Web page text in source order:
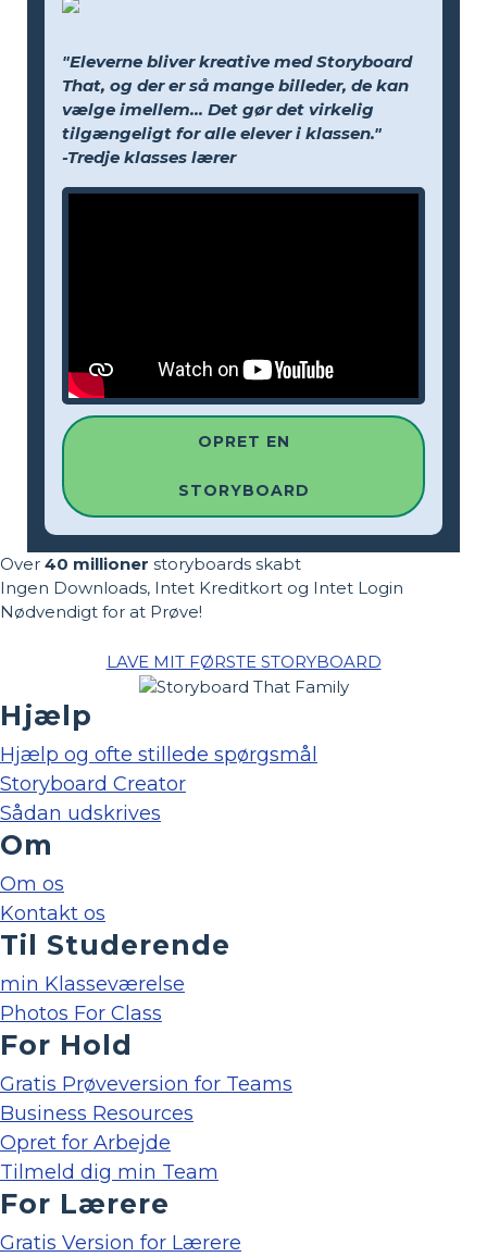
"Eleverne bliver kreative med Storyboard
That, og der er så mange billeder, de kan
vælge imellem... Det gør det virkelig
tilgængeligt for alle elever i klassen."
-Tredje klasses lærer
OPRET EN
STORYBOARD
Over 40 millioner storyboards skabt
Ingen Downloads, Intet Kreditkort og Intet Login
Nødvendigt for at Prøve!
LAVE MIT FØRSTE STORYBOARD
Hjælp
Hjælp og ofte stillede spørgsmål
Storyboard Creator
Sådan udskrives
Om
Om os
Kontakt os
Til Studerende
min Klasseværelse
Photos For Class
For Hold
Gratis Prøveversion for Teams
Business Resources
Opret for Arbejde
Tilmeld dig min Team
For Lærere
Gratis Version for Lærere